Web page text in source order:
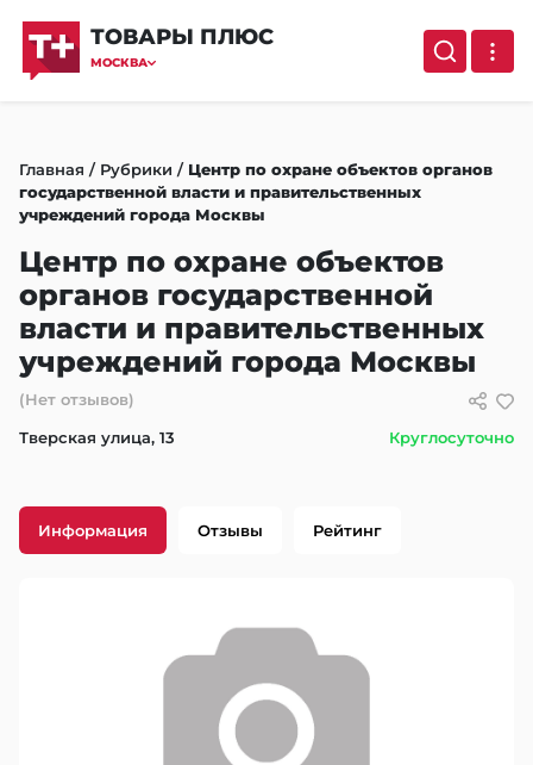
ТОВАРЫ ПЛЮС
МОСКВА
Главная / Рубрики / Центр по охране объектов органов
государственной власти и правительственных
учреждений города Москвы
Центр по охране объектов
органов государственной
власти и правительственных
учреждений города Москвы
(Нет отзывов)
Тверская улица, 13
Круглосуточно
Информация Отзывы Рейтинг